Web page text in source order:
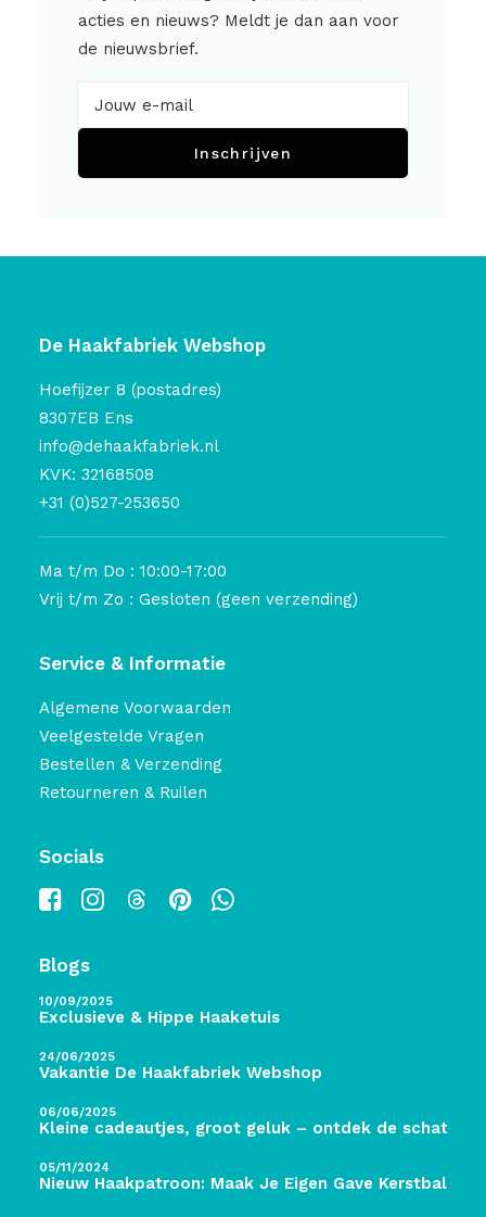
acties en nieuws? Meldt je dan aan voor
de nieuwsbrief.
Inschrijven
De Haakfabriek Webshop
Hoefijzer 8 (postadres)
8307EB Ens
info@dehaakfabriek.nl
KVK: 32168508
+31 (0)527-253650
Ma t/m Do : 10:00-17:00
Vrij t/m Zo : Gesloten (geen verzending)
Service & Informatie
Algemene Voorwaarden
Veelgestelde Vragen
Bestellen & Verzending
Retourneren & Ruilen
Socials
Blogs
10/09/2025
Exclusieve & Hippe Haaketuis
24/06/2025
Vakantie De Haakfabriek Webshop
06/06/2025
Kleine cadeautjes, groot geluk – ontdek de schatten
05/11/2024
Nieuw Haakpatroon: Maak Je Eigen Gave Kerstballen!